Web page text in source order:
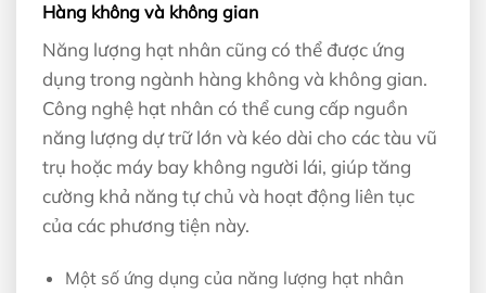
Hàng không và không gian
Năng lượng hạt nhân cũng có thể được ứng
dụng trong ngành hàng không và không gian.
Công nghệ hạt nhân có thể cung cấp nguồn
năng lượng dự trữ lớn và kéo dài cho các tàu vũ
trụ hoặc máy bay không người lái, giúp tăng
cường khả năng tự chủ và hoạt động liên tục
của các phương tiện này.
Một số ứng dụng của năng lượng hạt nhân